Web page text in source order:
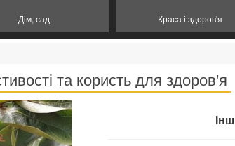
Дім, сад Краса і здоров'я
та користь для здоров'я